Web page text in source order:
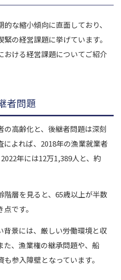
な縮小傾向に直面しており、
の経営課題に挙げています。
おける経営課題についてご紹介
者問題
高齢化と、後継者問題は深刻
によれば、2018年の漁業就業者
年には12万1,389人と、約
階層を見ると、65歳以上が半数
です。
背景には、厳しい労働環境と収
た、漁業権の継承問題や、船
参入障壁となっています。